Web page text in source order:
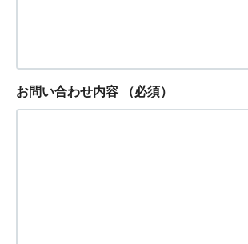
お問い合わせ内容 （必須）